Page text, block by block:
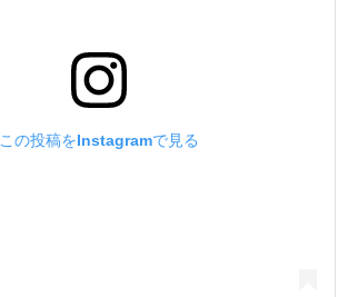
この投稿をInstagramで見る